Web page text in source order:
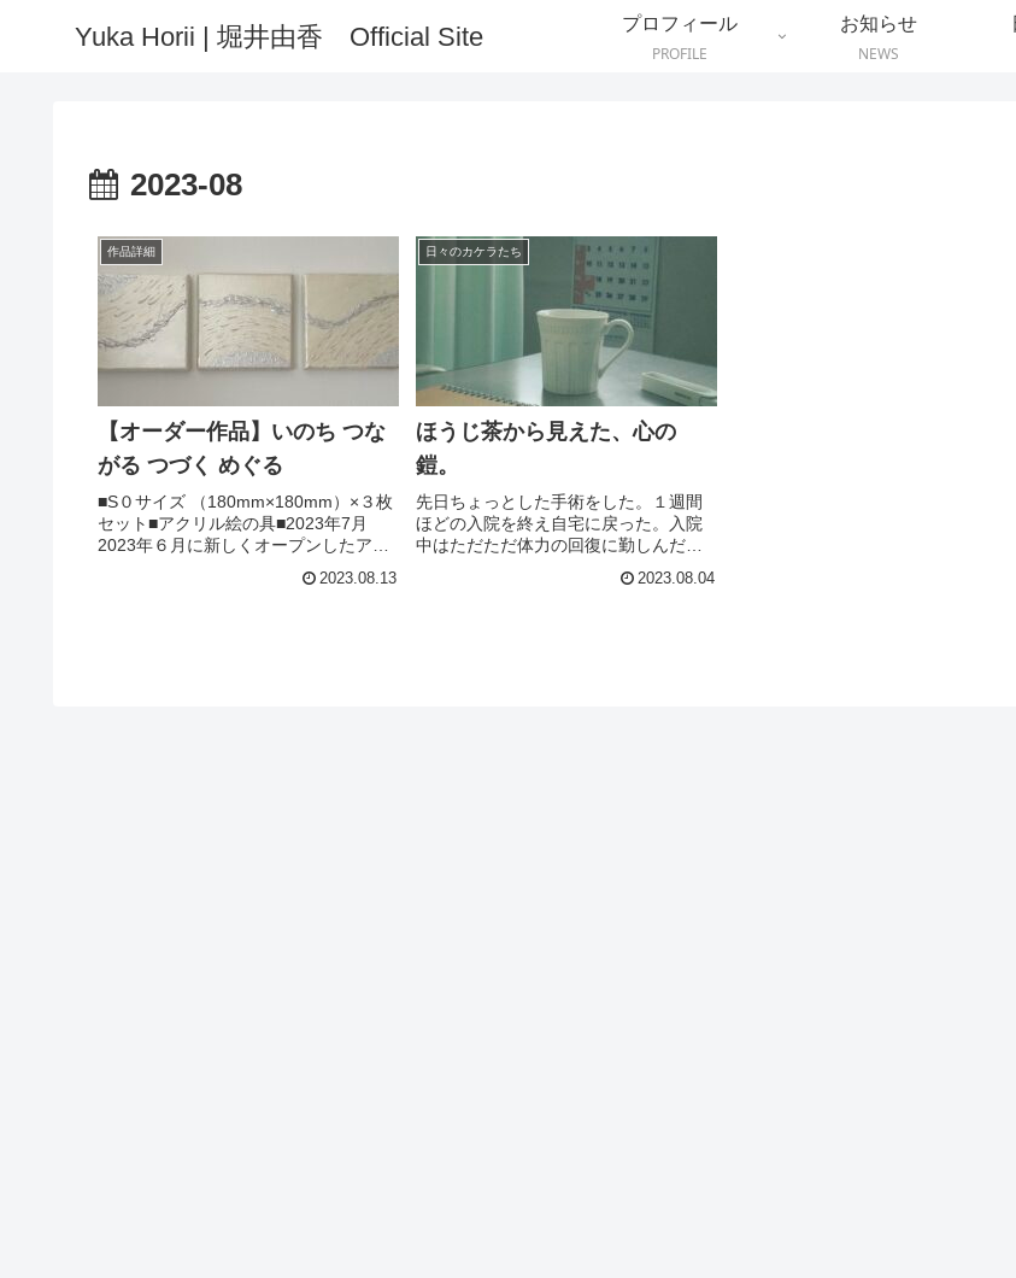
Yuka Horii | 堀井由香 Official Site
プロフィール
PROFILE
お知らせ
NEWS
2023-08
作品詳細
【オーダー作品】いのち つな
がる つづく めぐる
■S０サイズ （180mm×180mm）×３枚
セット■アクリル絵の具■2023年7月
⁡2023年６月に新しくオープンしたアネ
ス動物病院 札幌円山動物麻酔センター
様よりご依頼いただいた。「魂込めて
2023.08.13
日々のカケラたち
ほうじ茶から見えた、心の
鎧。
先日ちょっとした手術をした。１週間
ほどの入院を終え自宅に戻った。入院
中はただただ体力の回復に勤しんだ。
そして身も心も鎧を脱いだ。まるで小
さな子どものように。起きたらベッド
2023.08.04